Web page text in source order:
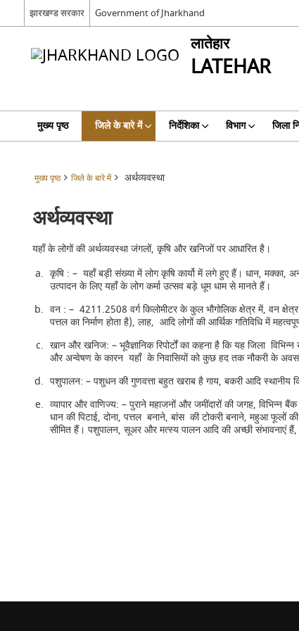
झारखण्ड सरकार Government of Jharkhand
लातेहार
LATEHAR
मुख्य पृष्ठ जिले के बारे में निर्देशिका विभाग जिला
मुख्य पृष्ठ जिले के बारे में अर्थव्यवस्था
अर्थव्यवस्था
यहाँ के लोगों की अर्थव्यवस्था जंगलों, कृषि और खनिजों पर आधारित है।
कृषि : – यहाँ बड़ी संख्या में लोग कृषि कार्यो में लगे हुए हैं। धान,
उत्पादन के लिए यहाँ के लोग कर्मा उत्सव बड़े धूम धाम से मानते हैं।
वन : – 4211.2508 वर्ग किलोमीटर के कुल भौगोलिक क्षेत्र में, वन
पत्तल का निर्माण होता है), लाह, आदि लोगों की आर्थिक गतिविधि में
खान और खनिज: – भूवैज्ञानिक रिपोर्टों का कहना है कि यह जिला
और अन्वेषण के कारन यहाँ के निवासियों को कुछ हद तक नौकरी के अवसर
पशुपालन: – पशुधन की गुणवत्ता बहुत खराब है गाय, बकरी आदि
व्यापार और वाणिज्य: – पुराने महाजनों और जमींदारों की जगह,
धान की पिटाई, दोना, पत्तल बनाने, बांस की टोकरी बनाने, महुआ फूलों
सीमित हैं। पशुपालन, सूअर और मत्स्य पालन आदि की अच्छी संभावनाएं